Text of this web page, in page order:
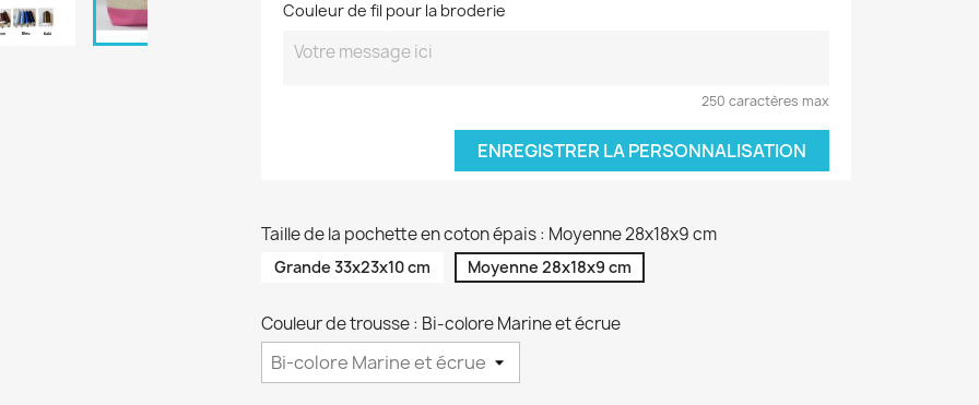
Couleur de fil pour la broderie
250 caractères max
ENREGISTRER LA PERSONNALISATION
Taille de la pochette en coton épais : Moyenne 28x18x9 cm
Grande 33x23x10 cm Moyenne 28x18x9 cm
Couleur de trousse : Bi-colore Marine et écrue